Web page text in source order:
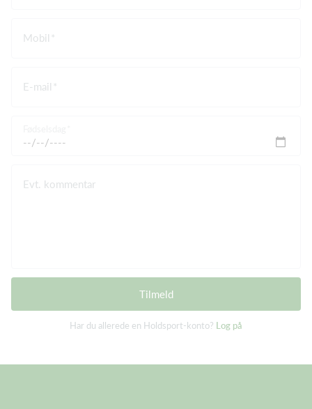
Mobil
E-mail
Evt. kommentar
Tilmeld
Har du allerede en Holdsport-konto? Log på